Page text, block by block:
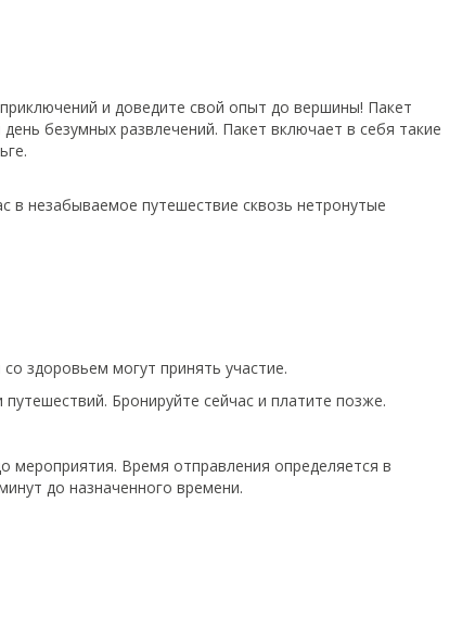
и доведите свой опыт до вершины! Пакет
безумных развлечений. Пакет включает в себя такие
незабываемое путешествие сквозь нетронутые
здоровьем могут принять участие.
Бронируйте сейчас и платите позже.
Время отправления определяется в
до назначенного времени.